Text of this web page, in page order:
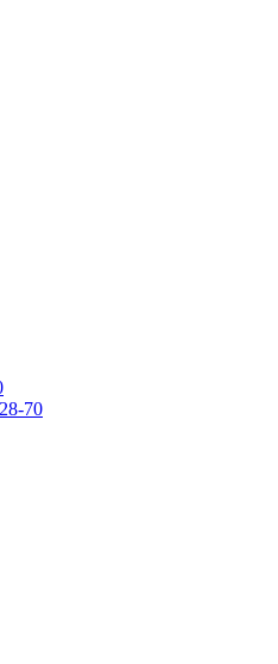
70